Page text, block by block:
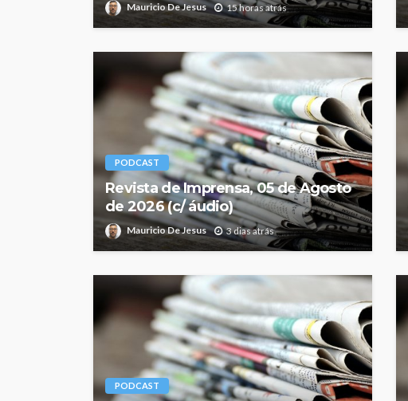
Mauricio De Jesus 15 horas atrás
PODCAST
Revista de Imprensa, 05 de Agosto
de 2026 (c/ áudio)
Mauricio De Jesus 3 dias atrás
PODCAST